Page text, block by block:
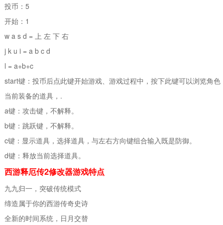
投币：5
开始：1
w a s d = 上 左 下 右
j k u i = a b c d
l = a+b+c
start键：投币后点此键开始游戏、游戏过程中，按下此键可以浏览角色
当前装备的道具，.
a键：攻击键，不解释。
b键：跳跃键，不解释。
c键：显示道具，选择道具，与左右方向键组合输入既是防御。
d键：释放当前选择道具。
西游释厄传2修改器游戏特点
九九归一，突破传统模式
缔造属于你的西游传奇史诗
全新的时间系统，日月交替